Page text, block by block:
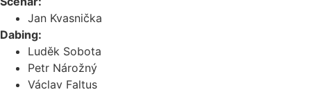
Jan Kvasnička
Dabing:
Luděk Sobota
Petr Nárožný
Václav Faltus